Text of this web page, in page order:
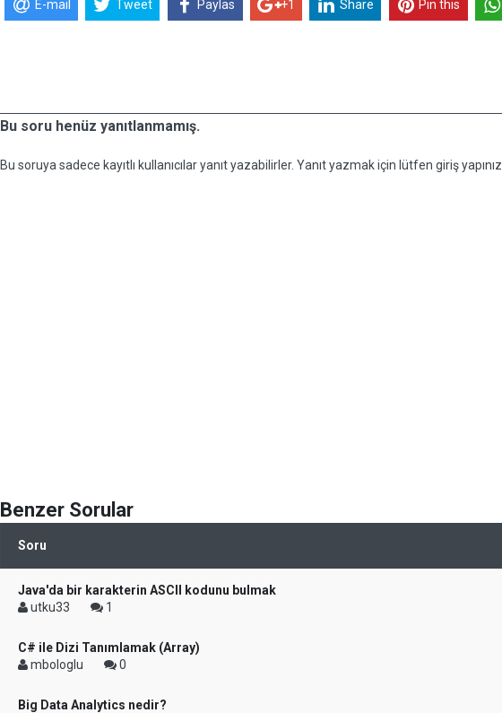
E-mail Tweet Paylas +1 Share Pin this
Bu soru henüz yanıtlanmamış.
Bu soruya sadece kayıtlı kullanıcılar yanıt yazabilirler. Yanıt yazmak için lütfen giriş yapınız.
Benzer Sorular
Soru
Java'da bir karakterin ASCII kodunu bulmak
utku33
1
C# ile Dizi Tanımlamak (Array)
mbologlu
0
Big Data Analytics nedir?